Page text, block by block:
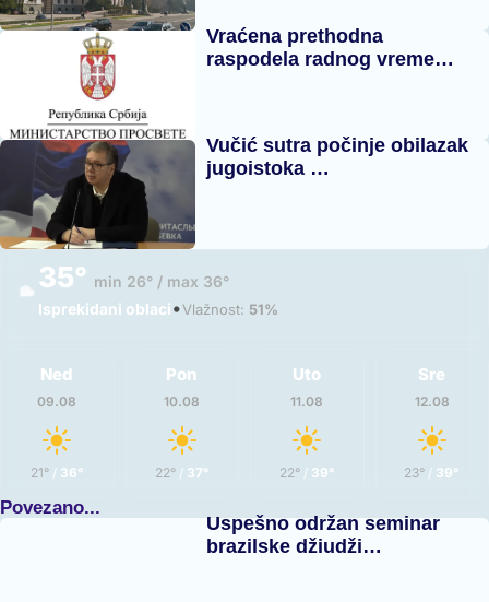
Vraćena prethodna
raspodela radnog vreme…
Vučić sutra počinje obilazak
jugoistoka …
35° min 26° / max 36°
Isprekidani oblaci•Vlažnost: 51%
Ned
09.08
21°/ 36°
Pon
10.08
22°/ 37°
Uto
11.08
22°/ 39°
Sre
12.08
23° / 39°
Povezano...
Uspešno održan seminar
brazilske džiudži…